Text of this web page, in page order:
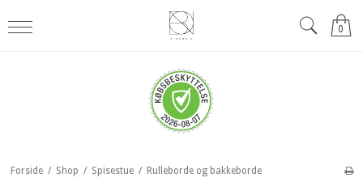
0
Forside / Shop / Spisestue / Rulleborde og bakkeborde